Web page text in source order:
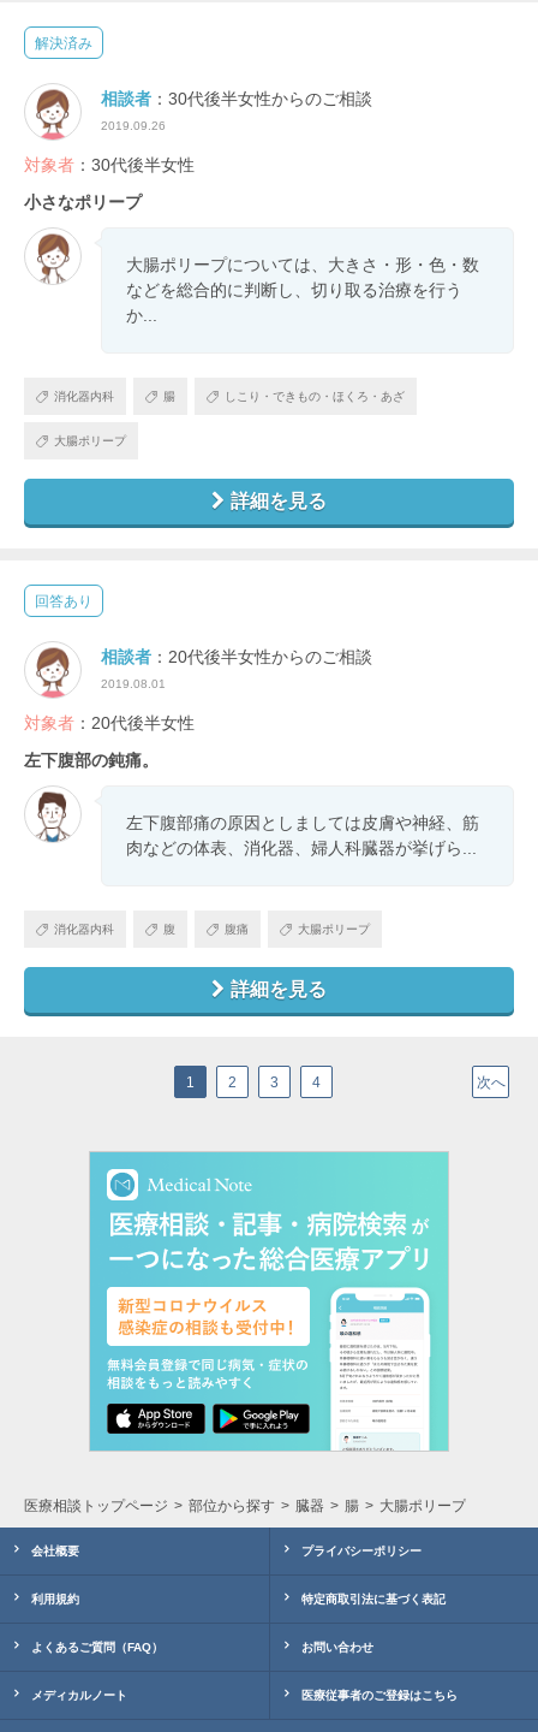
解決済み
相談者 ：30代後半女性からのご相談
2019.09.26
対象者 ：30代後半女性
小さなポリープ
大腸ポリープについては、大きさ・形・色・数
などを総合的に判断し、切り取る治療を行う
か...
消化器内科 腸 しこり・できもの・ほくろ・あざ
大腸ポリープ
詳細を見る
回答あり
相談者 ：20代後半女性からのご相談
2019.08.01
対象者 ：20代後半女性
左下腹部の鈍痛。
左下腹部痛の原因としましては皮膚や神経、筋
肉などの体表、消化器、婦人科臓器が挙げら...
消化器内科 腹 腹痛 大腸ポリープ
詳細を見る
次へ
1 2 3 4
医療相談トップページ 部位から探す 臓器 腸 大腸ポリープ
会社概要 プライバシーポリシー
利用規約 特定商取引法に基づく表記
よくあるご質問（FAQ） お問い合わせ
メディカルノート 医療従事者のご登録はこちら